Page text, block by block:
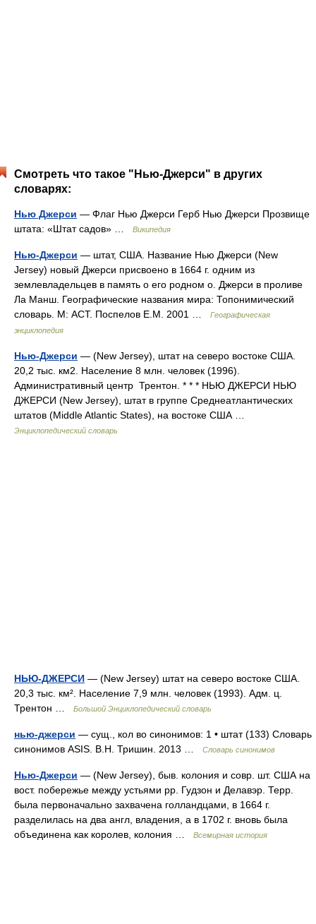
Смотреть что такое "Нью-Джерси" в других
словарях:
Нью Джерси — Флаг Нью Джерси Герб Нью Джерси Прозвище
штата: «Штат садов» …
Википедия
Нью-Джерси — штат, США. Название Нью Джерси (New
Jersey) новый Джерси присвоено в 1664 г. одним из
землевладельцев в память о его родном о. Джерси в проливе
Ла Манш. Географические названия мира: Топонимический
словарь. М: АСТ. Поспелов Е.М. 2001 …
Географическая
энциклопедия
Нью-Джерси — (New Jersey), штат на северо востоке США.
20,2 тыс. км2. Население 8 млн. человек (1996).
Административный центр Трентон. * * * НЬЮ ДЖЕРСИ НЬЮ
ДЖЕРСИ (New Jersey), штат в группе Среднеатлантических
штатов (Middle Atlantic States), на востоке США …
Энциклопедический словарь
НЬЮ-ДЖЕРСИ — (New Jersey) штат на северо востоке США.
20,3 тыс. км². Население 7,9 млн. человек (1993). Адм. ц.
Трентон …
Большой Энциклопедический словарь
нью-джерси — сущ., кол во синонимов: 1 • штат (133) Словарь
синонимов ASIS. В.Н. Тришин. 2013 …
Словарь синонимов
Нью-Джерси — (New Jersey), быв. колония и совр. шт. США на
вост. побережье между устьями pp. Гудзон и Делавэр. Терр.
была первоначально захвачена голландцами, в 1664 г.
разделилась на два англ, владения, а в 1702 г. вновь была
объединена как королев, колония …
Всемирная история